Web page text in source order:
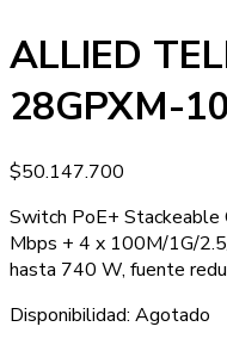
ALLIED
28GPXM-10
$50.147.700
Switch PoE+
Mbps + 4 x 100M/1G/
hasta 740 W, fuente
Disponibilidad: Agotado